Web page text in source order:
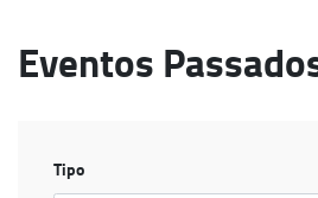
Eventos
Tipo